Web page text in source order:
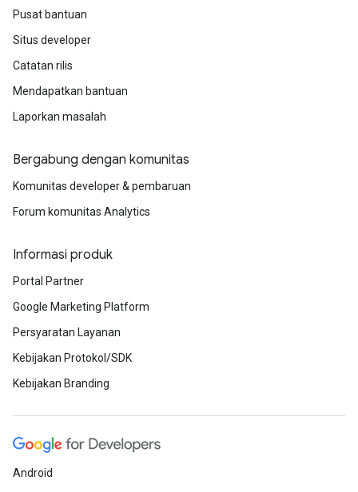
Pusat bantuan
Situs developer
Catatan rilis
Mendapatkan bantuan
Laporkan masalah
Bergabung dengan komunitas
Komunitas developer & pembaruan
Forum komunitas Analytics
Informasi produk
Portal Partner
Google Marketing Platform
Persyaratan Layanan
Kebijakan Protokol/SDK
Kebijakan Branding
Android